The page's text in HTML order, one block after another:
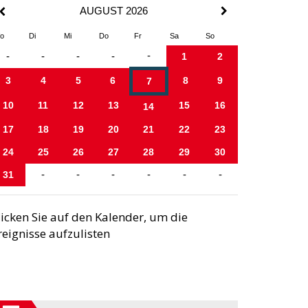
AUGUST 2026
Di Mi Do Fr Sa So
- - - - - 1 2
3 4 5 6 7 8 9
10 11 12 13 14 15 16
17 18 19 20 21 22 23
24 25 26 27 28 29 30
31 - - - - - -
Sie auf den Kalender, um die
aufzulisten